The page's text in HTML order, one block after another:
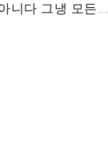
니다 그냉 모든...